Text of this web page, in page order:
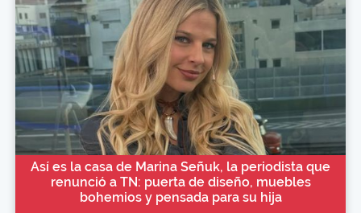
Así es la casa de Marina Señuk, la periodista que
renunció a TN: puerta de diseño, muebles
bohemios y pensada para su hija